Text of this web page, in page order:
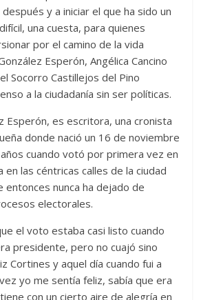
y a iniciar el que ha sido un
una cuesta, para quienes
por el camino de la vida
Esperón, Angélica Cancino
Socorro Castillejos del Pino
a la ciudadanía sin ser políticas.
Esperón, es escritora, una cronista
donde nació un 16 de noviembre
cuando votó por primera vez en
en las céntricas calles de la ciudad
entonces nunca ha dejado de
electorales.
el voto estaba casi listo cuando
presidente, pero no cuajó sino
Cortines y aquel día cuando fui a
yo me sentía feliz, sabía que era
con un cierto aire de alegría en